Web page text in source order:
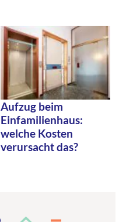
Aufzug beim
Einfamilienhaus:
welche Kosten
verursacht das?